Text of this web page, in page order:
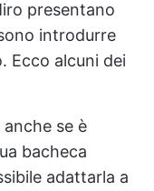
presentano
introdurre
Ecco alcuni dei
anche se è
bacheca
adattarla a